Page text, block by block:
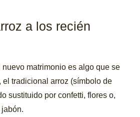
a los recién
nuevo matrimonio es algo que se
el tradicional arroz (símbolo de
sustituido por confetti, flores o,